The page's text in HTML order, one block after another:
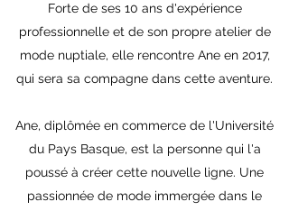
Forte de ses 10 ans d'expérience
professionnelle et de son propre atelier de
mode nuptiale, elle rencontre Ane en 2017,
qui sera sa compagne dans cette aventure.
Ane, diplômée en commerce de l'Université
du Pays Basque, est la personne qui l'a
poussé à créer cette nouvelle ligne. Une
passionnée de mode immergée dans le